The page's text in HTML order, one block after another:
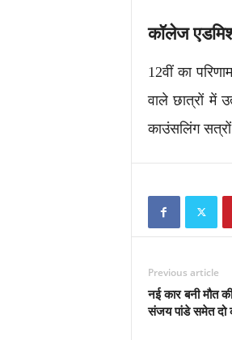
कॉलेज
12वीं का
वाले छात्रों में
काउंसलिंग
Previous article
नई कार बनी मौत
संजय पांडे समेत दो